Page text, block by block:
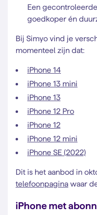
Een
goedkoper én
Bij Simyo vind je
momenteel zijn dat:
iPhone 14
iPhone 13 mini
iPhone 13
iPhone 12 Pro
iPhone 12
iPhone 12 mini
iPhone SE (2022)
Dit is het aanbod in
telefoonpagina waar
iPhone met